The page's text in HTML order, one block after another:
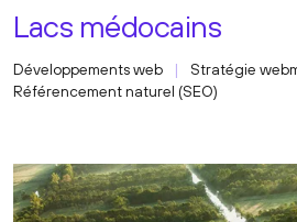
Lacs médocains
Développements web
Stratégie
Référencement naturel (SEO)